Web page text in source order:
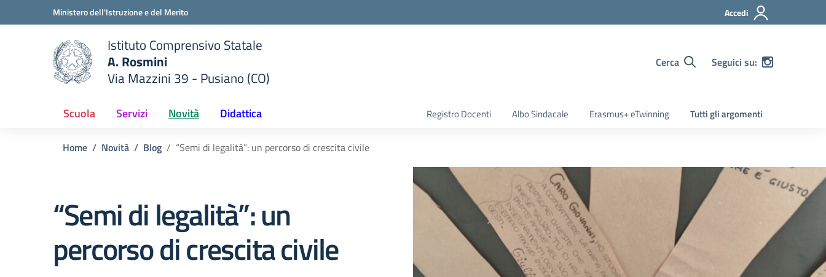
Vai ai contenuti
Vai al menu di navigazioneMinistero dell'Istruzione e del Merito Accedi
scuola
Istituto Comprensivo Statale
A. Rosmini
Via Mazzini 39 - Pusiano (CO)
Cerca Seguici su:
Scuola Servizi Novità Didattica Registro Docenti Albo Sindacale Erasmus+ eTwinning Tutti gli argomenti
Home Novità Blog “Semi di legalità”: un percorso di crescita civile
“Semi di legalità”: un
percorso di crescita civile